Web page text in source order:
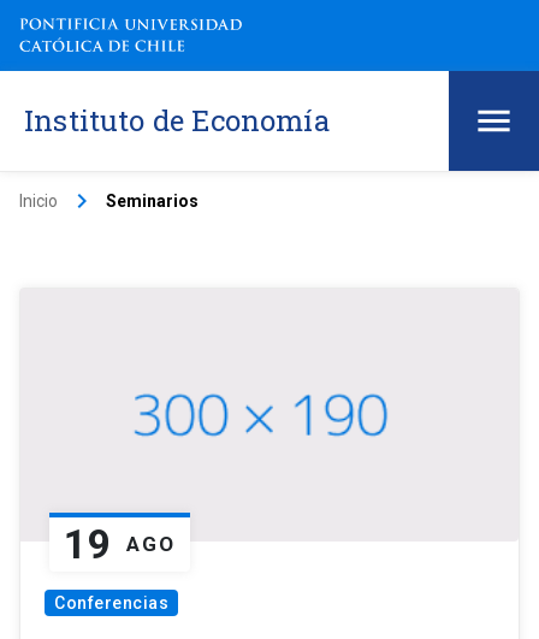
Instituto de Economía
Inicio keyboard_arrow_right Seminarios
19 AGO
Conferencias